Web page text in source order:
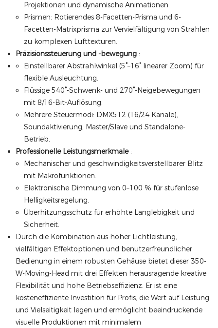
Projektionen und dynamische Animationen.
Prismen: Rotierendes 8-Facetten-Prisma und 6-
Facetten-Matrixprisma zur Vervielfältigung von Strahlen
zu komplexen Lufttexturen.
Präzisionssteuerung und -bewegung:
Einstellbarer Abstrahlwinkel (5°–16° linearer Zoom) für
flexible Ausleuchtung.
Flüssige 540°-Schwenk- und 270°-Neigebewegungen
mit 8/16-Bit-Auflösung.
Mehrere Steuermodi: DMX512 (16/24 Kanäle),
Soundaktivierung, Master/Slave und Standalone-
Betrieb.
Professionelle Leistungsmerkmale:
Mechanischer und geschwindigkeitsverstellbarer Blitz
mit Makrofunktionen.
Elektronische Dimmung von 0–100 % für stufenlose
Helligkeitsregelung.
Überhitzungsschutz für erhöhte Langlebigkeit und
Sicherheit.
Durch die Kombination aus hoher Lichtleistung,
vielfältigen Effektoptionen und benutzerfreundlicher
Bedienung in einem robusten Gehäuse bietet dieser 350-
W-Moving-Head mit drei Effekten herausragende kreative
Flexibilität und hohe Betriebseffizienz. Er ist eine
kosteneffiziente Investition für Profis, die Wert auf Leistung
und Vielseitigkeit legen und ermöglicht beeindruckende
visuelle Produktionen mit minimalem